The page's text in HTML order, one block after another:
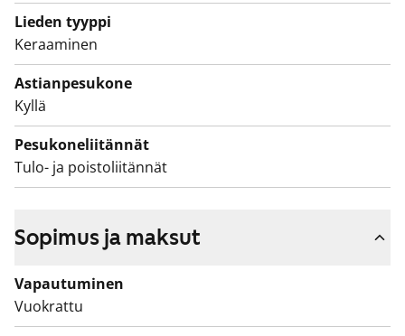
Lieden tyyppi
Keraaminen
Astianpesukone
Kyllä
Pesukoneliitännät
Tulo- ja poistoliitännät
Sopimus ja maksut
Vapautuminen
Vuokrattu